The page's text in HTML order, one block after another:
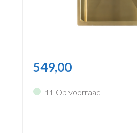
549,00
11 Op voorraad